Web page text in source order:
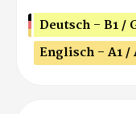
Deutsch - B1 /
Englisch - A1 /